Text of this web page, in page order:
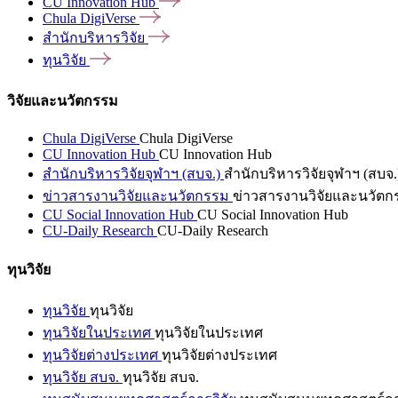
Chula DigiVerse
สำนักบริหารวิจัย
ทุนวิจัย
วิจัยและนวัตกรรม
Chula DigiVerse Chula DigiVerse
CU Innovation Hub CU Innovation Hub
สำนักบริหารวิจัยจุฬาฯ (สบจ.) สำนักบริหารวิจัยจุฬาฯ (สบจ
ข่าวสารงานวิจัยและนวัตกรรม ข่าวสารงานวิจัยและนวัตก
CU Social Innovation Hub CU Social Innovation Hub
CU-Daily Research CU-Daily Research
ทุนวิจัย
ทุนวิจัย ทุนวิจัย
ทุนวิจัยในประเทศ ทุนวิจัยในประเทศ
ทุนวิจัยต่างประเทศ ทุนวิจัยต่างประเทศ
ทุนวิจัย สบจ. ทุนวิจัย สบจ.